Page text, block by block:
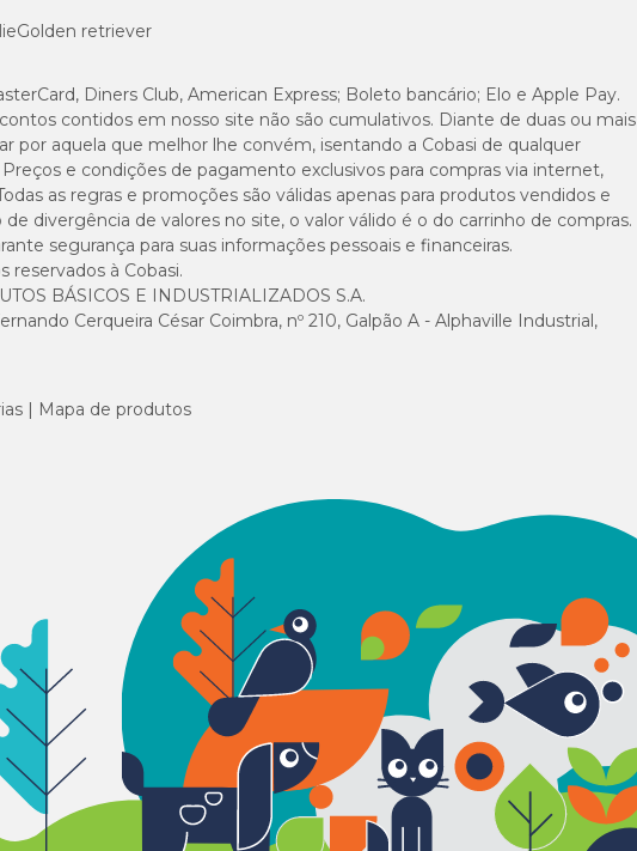
Golden retriever
Diners Club, American Express; Boleto bancário; Elo e Apple Pay.
contidos em nosso site não são cumulativos. Diante de duas ou mais
por aquela que melhor lhe convém, isentando a Cobasi de qualquer
e condições de pagamento exclusivos para compras via internet,
as regras e promoções são válidas apenas para produtos vendidos e
divergência de valores no site, o valor válido é o do carrinho de compras.
segurança para suas informações pessoais e financeiras.
reservados à Cobasi.
BÁSICOS E INDUSTRIALIZADOS S.A.
Cerqueira César Coimbra, nº 210, Galpão A - Alphaville Industrial,
Mapa de produtos